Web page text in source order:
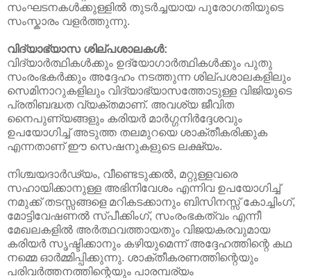
സംഘടനകൾക്കുള്ളിൽ തുടർച്ചയായ പുരോഗതിയുടെ
സംസ്കാരം വളർത്തുന്നു.
വിദ്യാഭ്യാസ ശില്പശാലകൾ:
വിദ്യാർത്ഥികൾക്കും ഉദ്യോഗാർത്ഥികൾക്കും പുതു
സംരംഭകർക്കും അദ്ദേഹം നടത്തുന്ന ശില്പശാലകളിലും
സെമിനാറുകളിലും വിദ്യാഭ്യാസത്തോടുള്ള വിജിയുടെ
പ്രതിബദ്ധത വ്യക്തമാണ്. അവശ്യ ജീവിത
നൈപുണ്യങ്ങളും കരിയർ മാർഗ്ഗനിർദ്ദേശവും
ഉപയോഗിച്ച് അടുത്ത തലമുറയെ ശാക്തീകരിക്കുക
എന്നതാണ് ഈ സെഷനുകളുടെ ലക്ഷ്യം.
നിശ്ചയദാർഢ്യം, വീണ്ടെടുക്കൽ, മറ്റുള്ളവരെ
സഹായിക്കാനുള്ള അഭിനിവേശം എന്നിവ ഉപയോഗിച്ച്
നമുക്ക് തടസ്സങ്ങളെ മറികടക്കാനും ബിസിനസ്സ് കോച്ചിംഗ്,
മോട്ടിവേഷണൽ സ്പീക്കിംഗ്, സംരംഭകത്വം എന്നീ
മേഖലകളിൽ അർത്ഥവത്തായതും വിജയകരവുമായ
കരിയർ സൃഷ്ടിക്കാനും കഴിയുമെന്ന് അദ്ദേഹത്തിന്റെ കഥ
നമ്മെ ഓർമ്മിപ്പിക്കുന്നു. ശാക്തീകരണത്തിന്റെയും
പരിവർത്തനത്തിന്റെയും പാരമ്പര്യം